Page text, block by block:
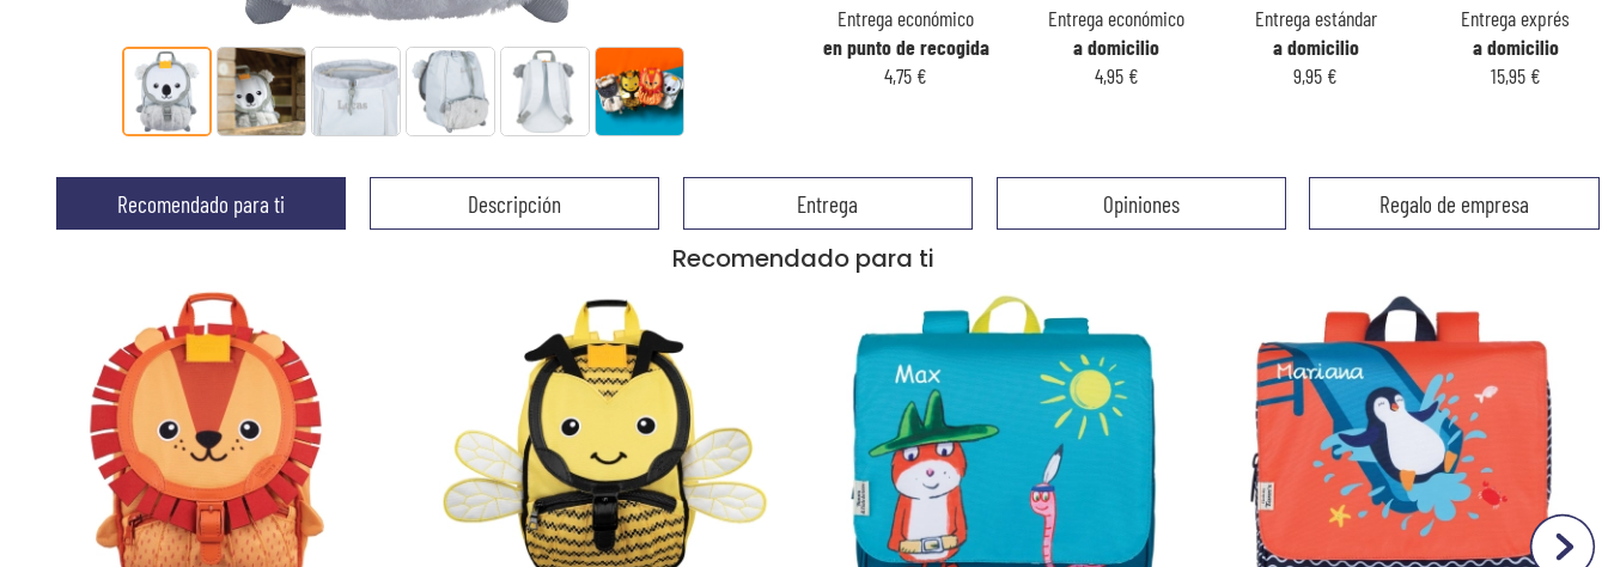
Entrega económico
en punto de recogida
4,75 €
Entrega económico
a domicilio
4,95 €
Entrega estándar
a domicilio
9,95 €
Entrega exprés
a domicilio
15,95 €
Recomendado para ti Descripción Entrega Opiniones Regalo de empresa
Recomendado para ti